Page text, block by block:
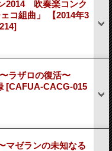
2014 吹奏楽コンク
コ組曲」 【2014年3
ラザロの復活〜
[CAFUA-CACG-015
ゼランの未知なる